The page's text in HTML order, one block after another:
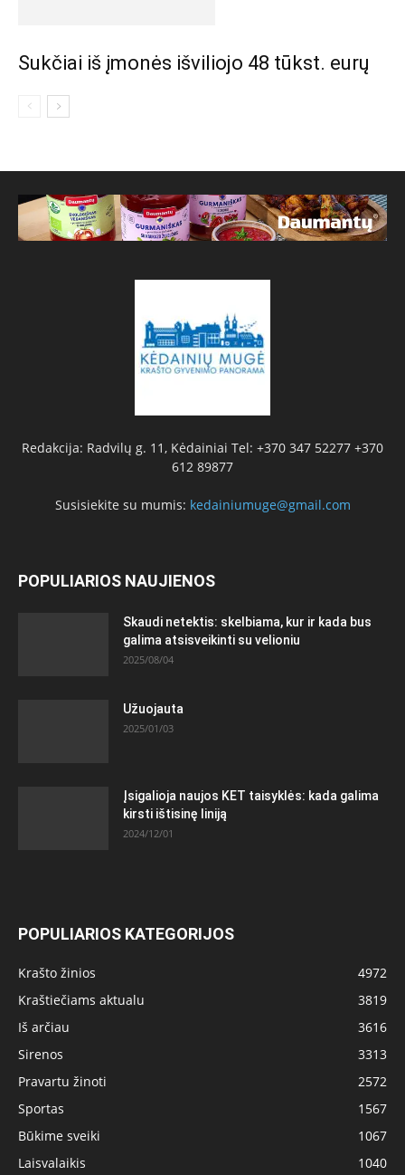
Sukčiai iš įmonės išviliojo 48 tūkst. eurų
Redakcija: Radvilų g. 11, Kėdainiai Tel: +370 347 52277 +370
612 89877
Susisiekite su mumis: kedainiumuge@gmail.com
POPULIARIOS NAUJIENOS
Skaudi netektis: skelbiama, kur ir kada bus
galima atsisveikinti su velioniu
2025/08/04
Užuojauta
2025/01/03
Įsigalioja naujos KET taisyklės: kada galima
kirsti ištisinę liniją
2024/12/01
POPULIARIOS KATEGORIJOS
Krašto žinios
4972
Kraštiečiams aktualu
3819
Iš arčiau
3616
Sirenos
3313
Pravartu žinoti
2572
Sportas
1567
Būkime sveiki
1067
Laisvalaikis
1040